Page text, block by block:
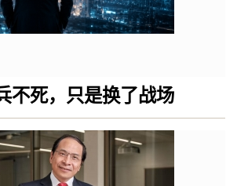
不死，只是换了战场